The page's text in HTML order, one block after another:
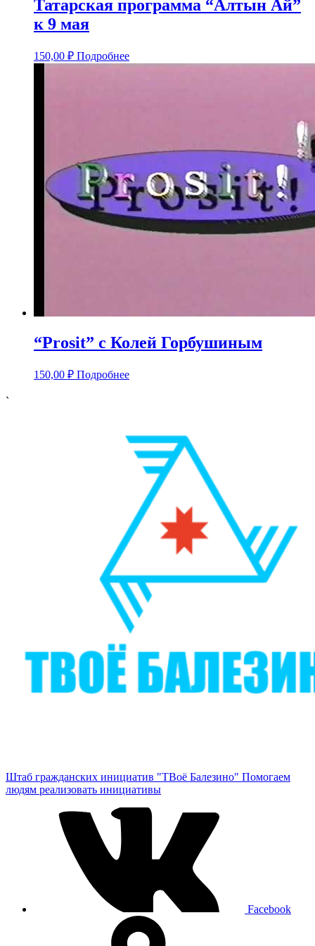
Татарская программа “Алтын Ай”
к 9 мая
150,00 ₽ Подробнее
“Prosit” с Колей Горбушиным
150,00 ₽ Подробнее
`
Штаб гражданских инициатив "ТВоё Балезино" Помогаем
людям реализовать инициативы
Facebook